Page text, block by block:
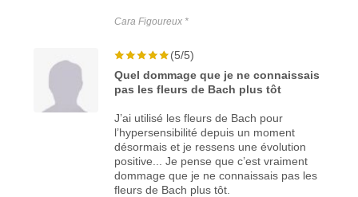
Cara Figoureux *
(5/5)
Quel dommage que je ne connaissais
pas les fleurs de Bach plus tôt
J’ai utilisé les fleurs de Bach pour
l’hypersensibilité depuis un moment
désormais et je ressens une évolution
positive... Je pense que c’est vraiment
dommage que je ne connaissais pas les
fleurs de Bach plus tôt.